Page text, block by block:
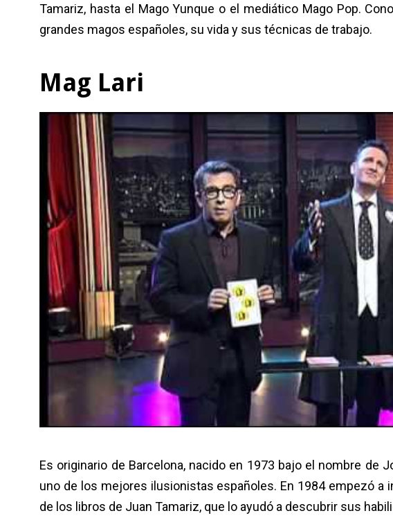
Tamariz, hasta el Mago Yunque o el mediático Mago Pop.
grandes magos españoles, su vida y sus técnicas de trabajo.
Mag Lari
Es originario de Barcelona, nacido en 1973 bajo el nombre de
uno de los mejores ilusionistas españoles. En 1984 empezó a
de los libros de Juan Tamariz, que lo ayudó a descubrir sus